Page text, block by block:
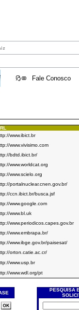
Fale Conosco
www.ibict.br
www.vivisimo.com
bdtd.ibict.br/
www.worldcat.org
www.scielo.org
portalnuclear.cnen.gov.br/
ccn.ibict.br/busca.jsf
www.google.com
www.bl.uk
www.periodicos.capes.gov.br
www.embrapa.br/
www.ibge.gov.br/paisesat/
orton.catie.ac.cr/
www.usp.br
www.wdl.org/pt
PESQUISA